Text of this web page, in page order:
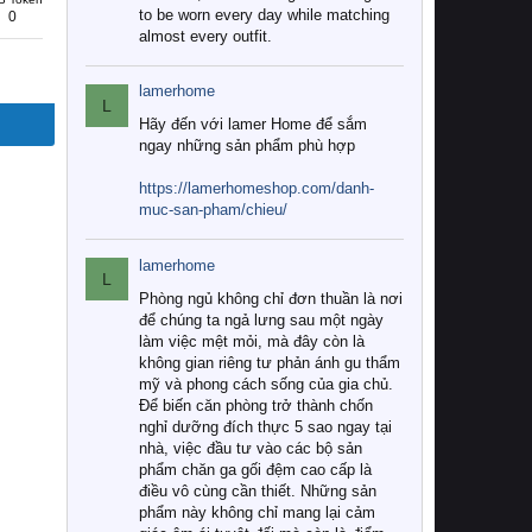
0
to be worn every day while matching
almost every outfit.
L
lamerhome
Hãy đến với lamer Home để sắm
ngay những sản phẩm phù hợp
https://lamerhomeshop.com/danh-
muc-san-pham/chieu/
L
lamerhome
Phòng ngủ không chỉ đơn thuần là nơi
để chúng ta ngả lưng sau một ngày
làm việc mệt mỏi, mà đây còn là
không gian riêng tư phản ánh gu thẩm
mỹ và phong cách sống của gia chủ.
Để biến căn phòng trở thành chốn
nghỉ dưỡng đích thực 5 sao ngay tại
nhà, việc đầu tư vào các bộ sản
phẩm chăn ga gối đệm cao cấp là
điều vô cùng cần thiết. Những sản
phẩm này không chỉ mang lại cảm